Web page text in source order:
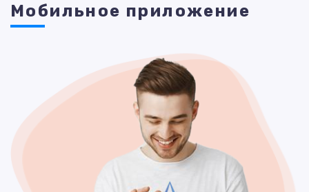
Мобильное приложение